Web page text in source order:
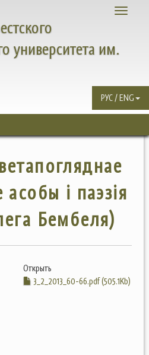
Toggle
университета им.
РУС / ENG
і паэзія
Бембеля)
Открыть
3_2_2013_60-66.pdf (505.1Kb)